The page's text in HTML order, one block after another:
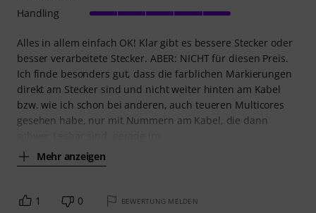
Alles in allem einfach OK! Klar gibt es bessere Stecker oder
besser verarbeitete Stecker. ABER: NICHT für diesen Preis.
Ich finde besonders gut, dass die farblichen Markierungen
direkt am Stecker sind und nicht weiter hinten am Kabel
bzw. wie ich schon bei anderen, auch teueren Multicores
gesehen habe, nur mit Nummern am Kabel, die dann
Mehr anzeigen
Handling
1 0 BEWERTUNG MELDEN